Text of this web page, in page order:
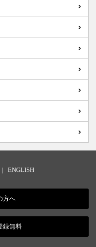
| ENGLISH
方へ
録無料